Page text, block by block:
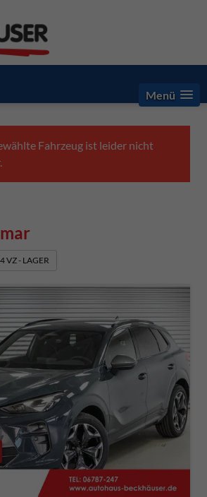
Menü
Fahrzeug ist leider nicht
VZ - LAGER